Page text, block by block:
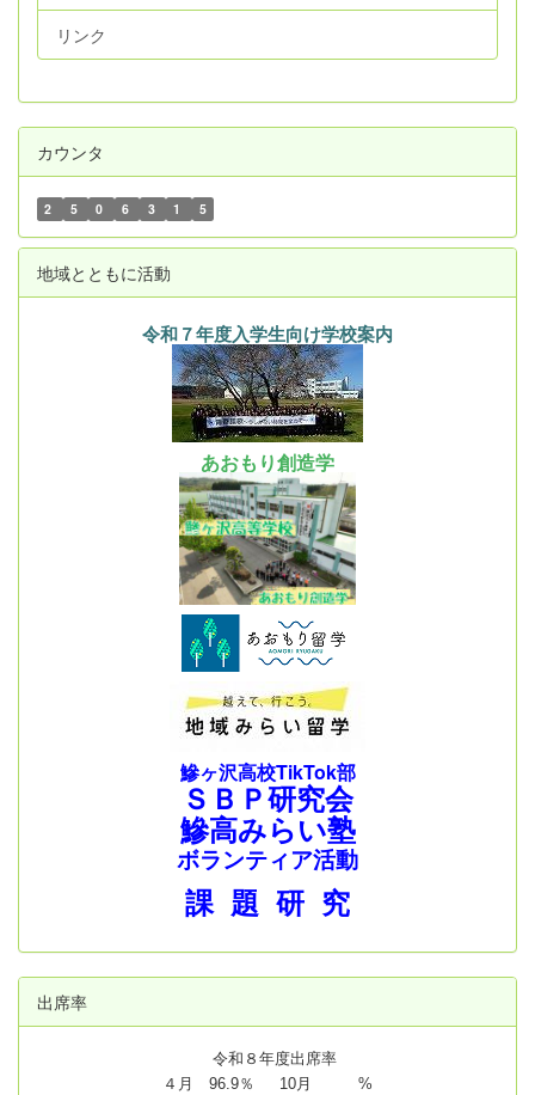
リンク
カウンタ
2 5 0 6 3 1 5
地域とともに活動
令和７年度入学生向け学校案内
あおもり創造学
鰺ヶ沢高校TikTok部
ＳＢＰ研究会
鰺高みらい塾
ボランティア活動
課 題 研 究
出席率
令和８年度出席率
４月 96.9％ 10月 %